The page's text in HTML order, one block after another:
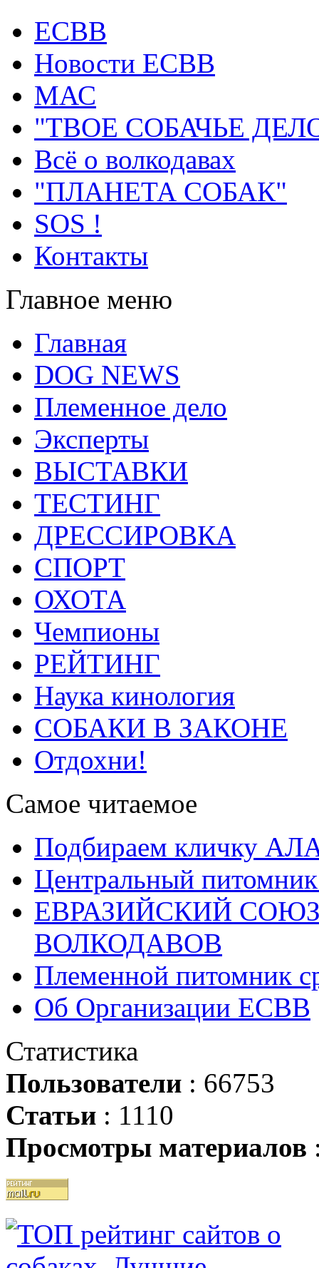
ECВB
Новости ЕСВВ
МАС
"ТВОЕ СОБАЧЬЕ
Всё о волкодавах
"ПЛАНЕТА СОБАК"
SOS !
Контакты
Главное меню
Главная
DOG NEWS
Племенное дело
Эксперты
ВЫСТАВКИ
ТЕСТИНГ
ДРЕССИРОВКА
СПОРТ
ОХОТА
Чемпионы
РЕЙТИНГ
Наука кинология
СОБАКИ В ЗАКОНЕ
Отдохни!
Самое читаемое
Подбираем кличку
Центральный
ЕВРАЗИЙСКИЙ
ВОЛКОДАВОВ
Племенной питомник
Об Организации ЕСВВ
Статистика
Пользователи : 66753
Статьи : 1110
Просмотры материалов